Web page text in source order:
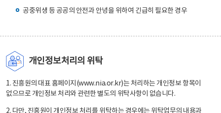
공중위생 등 공공의 안전과 안녕을 위하여 긴급히 필요한 경우
개인정보처리의 위탁
1. 진흥원의 대표 홈페이지(www.nia.or.kr)는 처리하는 개인정보 항목이
없으므로 개인정보 처리와 관련한 별도의 위탁사항이 없습니다.
2. 다만, 진흥원이 개인정보 처리를 위탁하는 경우에는 위탁업무의 내용과